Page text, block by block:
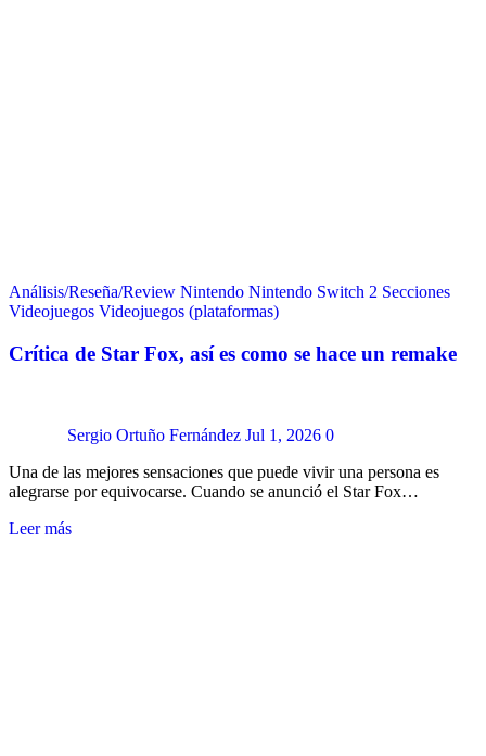
Análisis/Reseña/Review Nintendo Nintendo Switch 2 Secciones
Videojuegos Videojuegos (plataformas)
Crítica de Star Fox, así es como se hace un remake
Sergio Ortuño Fernández Jul 1, 2026 0
Una de las mejores sensaciones que puede vivir una persona es
alegrarse por equivocarse. Cuando se anunció el Star Fox…
Leer más